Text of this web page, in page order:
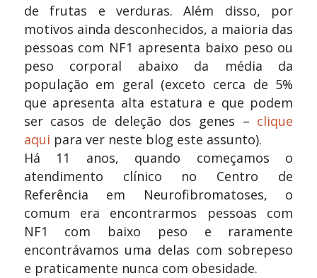
de frutas e verduras. Além disso, por
motivos ainda desconhecidos, a maioria das
pessoas com NF1 apresenta baixo peso ou
peso corporal abaixo da média da
população em geral (exceto cerca de 5%
que apresenta alta estatura e que podem
ser casos de deleção dos genes – clique
aqui para ver neste blog este assunto).
Há 11 anos, quando começamos o
atendimento clínico no Centro de
Referência em Neurofibromatoses, o
comum era encontrarmos pessoas com
NF1 com baixo peso e raramente
encontrávamos uma delas com sobrepeso
e praticamente nunca com obesidade.